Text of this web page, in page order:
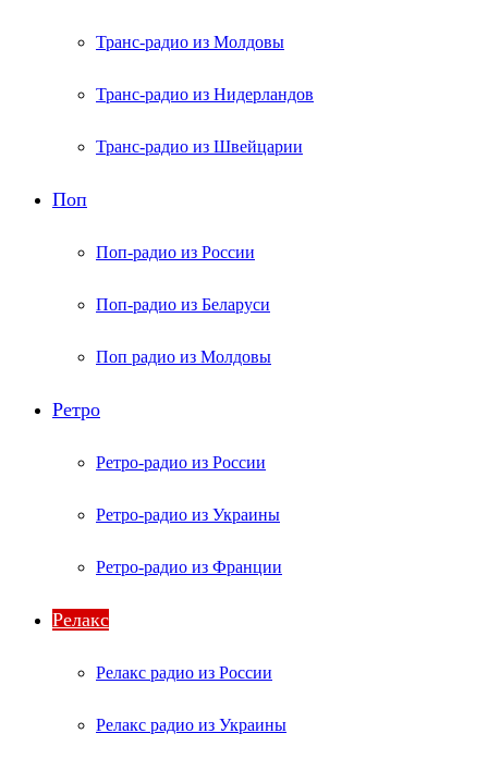
Транс-радио из Молдовы
Транс-радио из Нидерландов
Транс-радио из Швейцарии
Поп
Поп-радио из России
Поп-радио из Беларуси
Поп радио из Молдовы
Ретро
Ретро-радио из России
Ретро-радио из Украины
Ретро-радио из Франции
Релакс
Релакс радио из России
Релакс радио из Украины